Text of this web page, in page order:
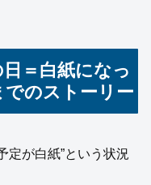
＝白紙になっ
のストーリー
定が白紙”という状況